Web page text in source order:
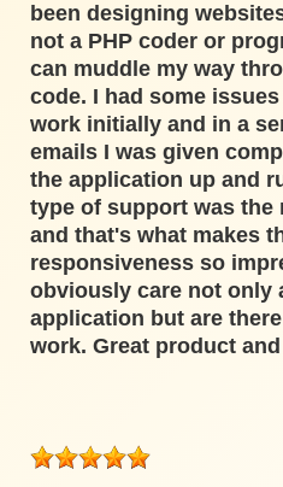
been designing
not a PHP coder or
can muddle my way
code. I had some
work initially and in a
emails I was given
the application up and
type of support was
and that's what makes
responsiveness so
obviously care not only
application but are
work. Great product